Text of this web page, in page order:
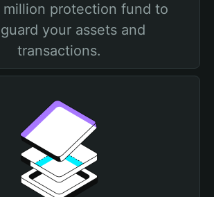
protection fund to
your assets and
transactions.